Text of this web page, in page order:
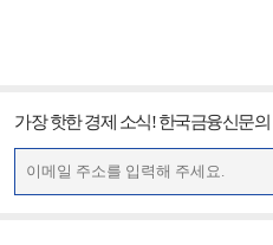
가장 핫한 경제 소식! 한국금융신문의